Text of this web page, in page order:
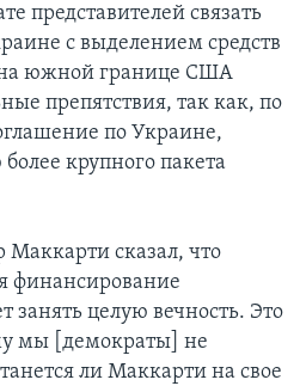
представителей связать
с выделением средств
южной границе США
препятствия, так как, по
по Украине,
крупного пакета
Маккарти сказал, что
финансирование
занять целую вечность. Это
мы [демократы] не
ли Маккарти на свое